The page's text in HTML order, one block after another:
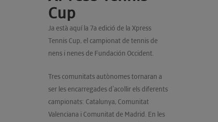
Cup
Ja està aquí la 7a edició de la Xpress
Tennis Cup, el campionat de tennis de
nens i nenes de Fundación Occident.
Tres comunitats autònomes tornaran a
ser les encarregades d’acollir els diferents
campionats: Catalunya, Comunitat
Valenciana i Comunitat de Madrid. En les